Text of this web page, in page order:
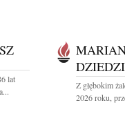
lat
Z głębokim
2026 roku,